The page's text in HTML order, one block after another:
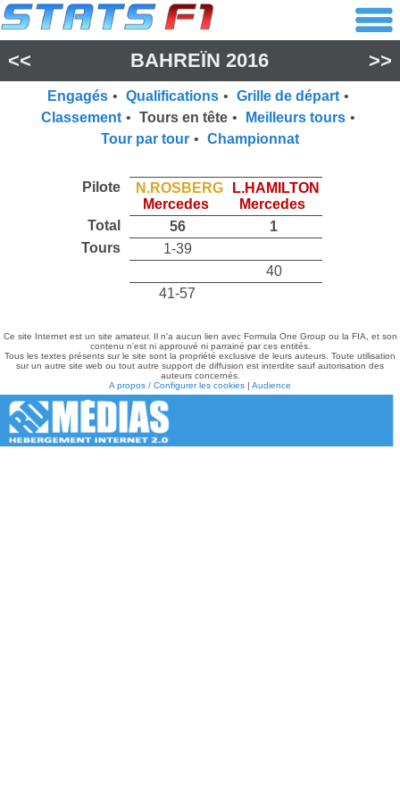
<< BAHREÏN 2016 >>
Engagés • Qualifications • Grille de départ •
Classement • Tours en tête • Meilleurs tours •
Tour par tour • Championnat
Pilote
N.ROSBERG
Mercedes
L.HAMILTON
Mercedes
Total
56
1
Tours
1-39
40
41-57
Ce site Internet est un site amateur. Il n'a aucun lien avec Formula One Group ou la FIA, et son
contenu n'est ni approuvé ni parrainé par ces entités.
Tous les textes présents sur le site sont la propriété exclusive de leurs auteurs. Toute utilisation
sur un autre site web ou tout autre support de diffusion est interdite sauf autorisation des
auteurs concernés.
A propos / Configurer les cookies | Audience